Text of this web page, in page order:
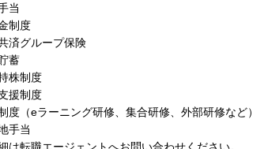
当
制度
済グループ保険
蓄
株制度
援制度
度（eラーニング研修、集合研修、外部研修など）
手当